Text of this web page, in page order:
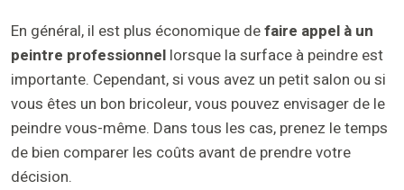
En général, il est plus économique defaire appel à un
peintre professionnel lorsque la surface à peindre est
importante. Cependant, si vous avez un petit salon ou si
vous êtes un bon bricoleur, vous pouvez envisager de le
peindre vous-même. Dans tous les cas, prenez le temps
de bien comparer les coûts avant de prendre votre
décision.